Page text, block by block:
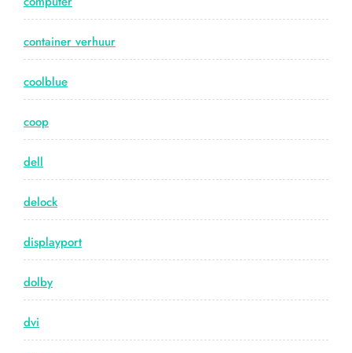
container verhuur
coolblue
coop
dell
delock
displayport
dolby
dvi